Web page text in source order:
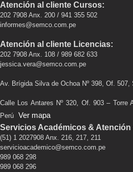
Atención al cliente Cursos:
202 7908 Anx. 200 / 941 355 502
informes@semco.com.pe
Atención al cliente Licencias:
202 7908 Anx. 108 / 989 682 633
jessica.vera@semco.com.pe
Av. Brígida Silva de Ochoa Nº 398, Of. 507,
Calle Los Antares Nº 320, Of. 903 – Torre
Perú Ver mapa
Servicios Académicos & Atención
(51) 1 2027908 Anx. 216, 217, 211
servicioacademico@semco.com.pe
989 068 298
989 068 296